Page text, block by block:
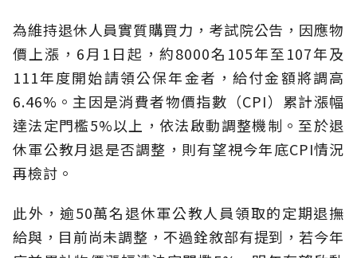
為維持退休人員實質購買力，考試院公告，因應物
價上漲，6月1日起，約8000名105年至107年及
111年度開始請領公保年金者，給付金額將調高
6.46%。主因是消費者物價指數（CPI）累計漲幅
達法定門檻5%以上，依法啟動調整機制。至於退
休軍公教月退是否調整，則有望視今年底CPI情況
再檢討。
此外，逾50萬名退休軍公教人員領取的定期退撫
給與，目前尚未調整，不過銓敘部有提到，若今年